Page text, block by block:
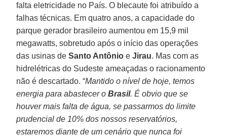
falta eletricidade no País. O blecaute foi atribuído a
falhas técnicas. Em quatro anos, a capacidade do
parque gerador brasileiro aumentou em 15,9 mil
megawatts, sobretudo após o início das operações
das usinas deSanto Antônio e Jirau. Mas com as
hidrelétricas do Sudeste ameaçadas o racionamento
não é descartado. “Mantido o nível de hoje, temos
energia para abastecer oBrasil. É obvio que se
houver mais falta de água, se passarmos do limite
prudencial de 10% dos nossos reservatórios,
estaremos diante de um cenário que nunca foi